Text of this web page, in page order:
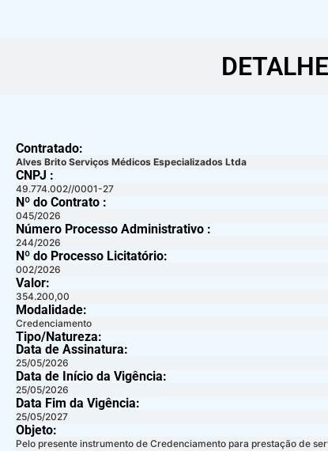
Contratado:
Alves Brito Serviços Médicos Especializados Ltda
CNPJ :
49.774.002//0001-27
Nº do Contrato :
045/2026
Número Processo Administrativo :
244/2026
Nº do Processo Licitatório:
002/2026
Valor:
354.200,00
Modalidade:
Credenciamento
Tipo/Natureza:
Data de Assinatura:
25/05/2026
Data de Início da Vigência:
25/05/2026
Data Fim da Vigência:
25/05/2027
Objeto:
Pelo presente instrumento de Credenciamento para prestação de